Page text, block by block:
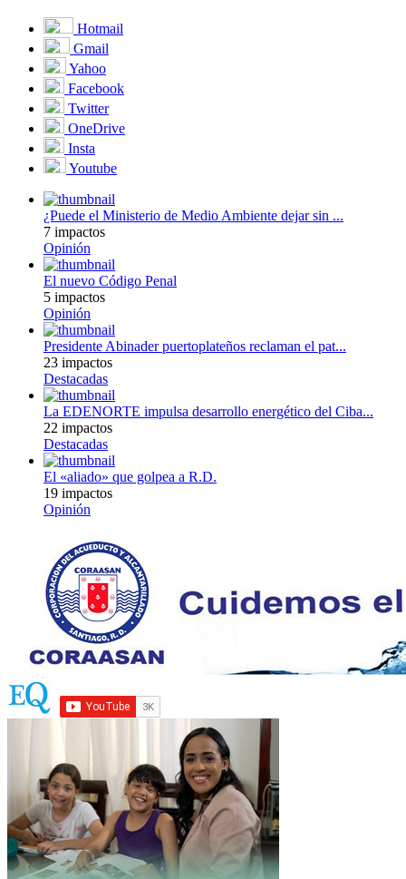
Hotmail
Gmail
Yahoo
Facebook
Twitter
OneDrive
Insta
Youtube
¿Puede el Ministerio de Medio Ambiente dejar sin ...
7 impactos
Opinión
El nuevo Código Penal
5 impactos
Opinión
Presidente Abinader puertoplateños reclaman el pat...
23 impactos
Destacadas
La EDENORTE impulsa desarrollo energético del Ciba...
22 impactos
Destacadas
El «aliado» que golpea a R.D.
19 impactos
Opinión